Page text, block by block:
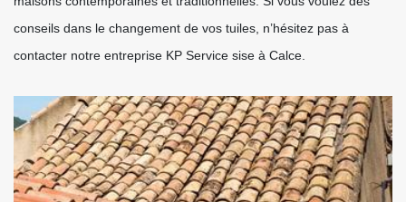
conseils dans le changement de vos tuiles, n’hésitez pas à
contacter notre entreprise KP Service sise à Calce.